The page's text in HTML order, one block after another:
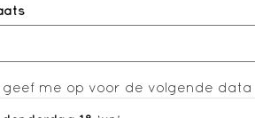
geef me op voor de volgende data